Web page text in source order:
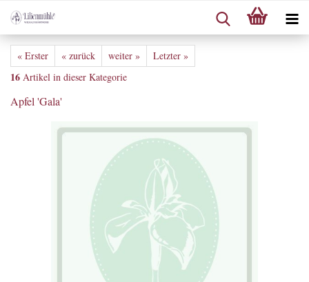
« Erster « zurück weiter » Letzter »
16 Artikel in dieser Kategorie
Apfel 'Gala'